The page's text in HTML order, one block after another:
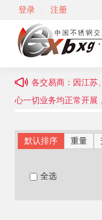
登录 注册
各交易商：因江苏
心一切业务均正常开展
默认排序 重量
全选